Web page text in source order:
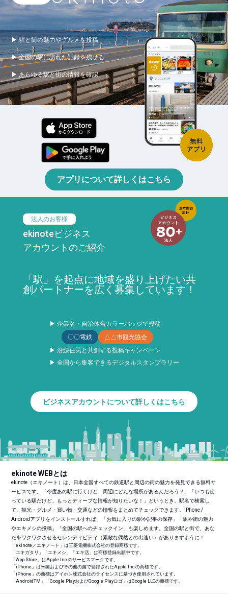
▶ 駅と街の魅力やグルメを投稿
▶ 全国の駅に訪れた記録を残せる
▶ あらゆる駅と街の情報を確認
アプリについて詳しくはこちら
法人のお客様
ekinoteビジネス
アカウントのご紹介
「駅」を起点に地域を盛り上げたい共
創パートナーを広く募集しています！
▶ 企業名・自治体名カラーバッジで投稿
〇〇電鉄
△△市観光協会
▶ 沿線住民と共創する投稿キャンペーン
▶ 全国から集客できるデジタルスタンプラリー
ビジネスアカウントについて詳しくはこちら
ekinote WEBとは
ekinote（エキノート）は、日本全国すべての鉄道駅と周辺の街の魅力を発見できる無料サ
ービスです。「今度あの駅に行くけど、周辺にどんな場所があるんだろう？」「いつも使
っている駅だけど、もっとディープな情報が知りたいな！」というとき、駅名で検索し
て、観光・グルメ・買い物・交通などの情報をまとめてチェックできます。iPhone /
Androidアプリをインストールすれば、「お気に入りの駅や記事の保存」「駅や街の魅力
やエキメシの投稿」「全国の駅へのチェックイン」も楽しめます。全国の駅と街で、あな
たをワクワクさせるセレンディピティ（素敵な偶然との出逢い）がありますように！
「ekinote／エキノート」は三菱電機株式会社の登録商標です。
「エキガタリ」「エキメシ」「エキ活」は商標登録出願中です。
「App Store」はApple Inc.のサービスマークです。
「iPhone」は米国およびその他の国で登録されたApple Inc.の商標です。
「iPhone」の商標はアイホン株式会社のライセンスに基づき使用されています。
「AndroidTM 」「Google PlayおよびGoogle Playロゴ」はGoogle LLCの商標です。